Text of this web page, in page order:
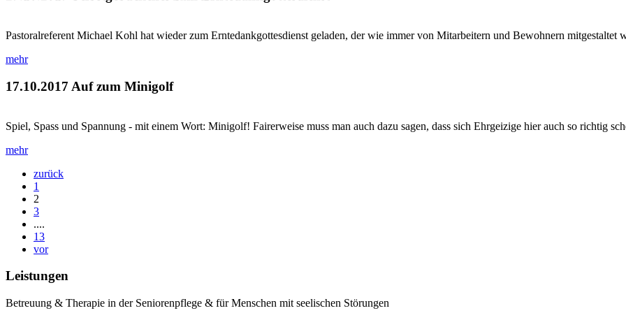
Pastoralreferent Michael Kohl hat wieder zum Erntedankgottesdienst geladen, der wie immer von Mitarbeitern und Bewohnern mitgestaltet
mehr
17.10.2017 Auf zum Minigolf
Spiel, Spass und Spannung - mit einem Wort: Minigolf! Fairerweise muss man auch dazu sagen, dass sich Ehrgeizige hier auch so richtig
mehr
zurück
1
2
3
....
13
vor
Leistungen
Betreuung & Therapie in der Seniorenpflege & für Menschen mit seelischen Störungen